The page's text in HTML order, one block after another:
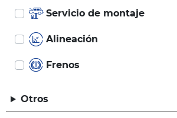
Servicio de montaje
Alineación
Frenos
Otros